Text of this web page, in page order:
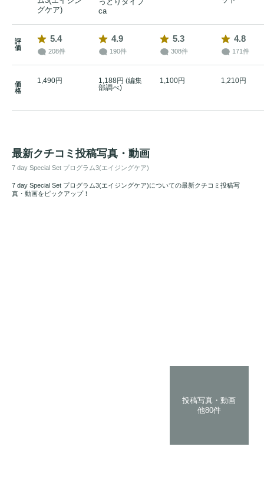
グケア)
ca
評
価
5.4
208件
4.9
190件
5.3
308件
4.8
171件
価
格
1,490円
1,188円 (編集
部調べ)
1,100円 1,210円
最新クチコミ投稿写真・動画
7 day Special Set プログラム3(エイジングケア)
7 day Special Set プログラム3(エイジングケア)についての最新クチコミ投稿写
真・動画をピックアップ！
投稿写真・動画
他80件